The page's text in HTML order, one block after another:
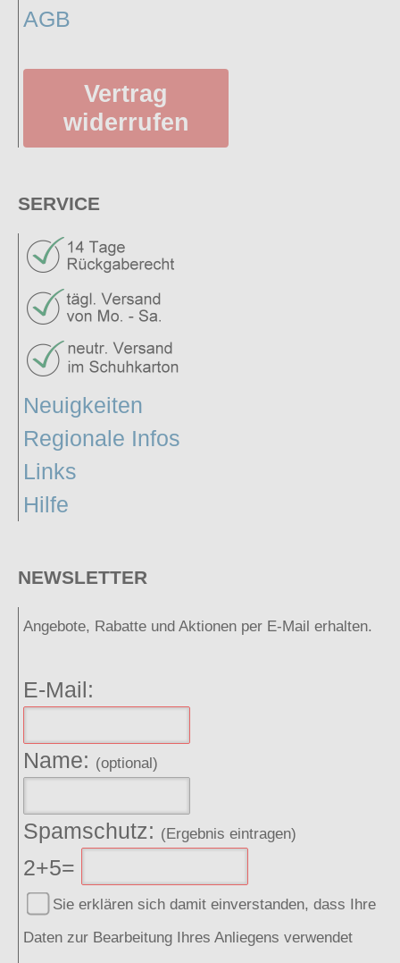
AGB
Vertrag
widerrufen
SERVICE
Neuigkeiten
Regionale Infos
Links
Hilfe
NEWSLETTER
Angebote, Rabatte und Aktionen per E-Mail erhalten.
E-Mail:
Name: (optional)
Spamschutz: (Ergebnis eintragen)
2+5=
Sie erklären sich damit einverstanden, dass Ihre
Daten zur Bearbeitung Ihres Anliegens verwendet